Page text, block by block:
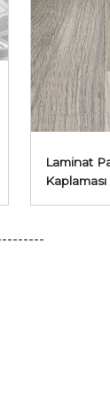
Laminat
Kaplaması